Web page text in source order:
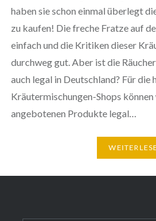
haben sie schon einmal überlegt
zu kaufen! Die freche Fratze auf
einfach und die Kritiken dieser
durchweg gut. Aber ist die
auch legal in Deutschland? Für die
Kräutermischungen-Shops
angebotenen Produkte legal…